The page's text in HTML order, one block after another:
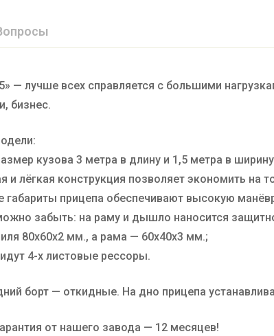
— лучше всех справляется с большими
бизнес.
кузова 3 метра в длину и 1,5 метра в
и лёгкая конструкция позволяет экономить на
прицепа обеспечивают высокую
забыть: на раму и дышло наносится
80х60х2 мм., а рама — 60х40х3 мм.;
4-х листовые рессоры.
борт — откидные. На дно прицепа
от нашего завода — 12 месяцев!